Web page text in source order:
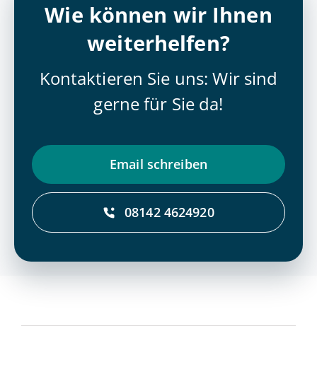
Wie können wir Ihnen
weiterhelfen?
Kontaktieren Sie uns: Wir sind
gerne für Sie da!
Email schrei­ben
08142 4624920